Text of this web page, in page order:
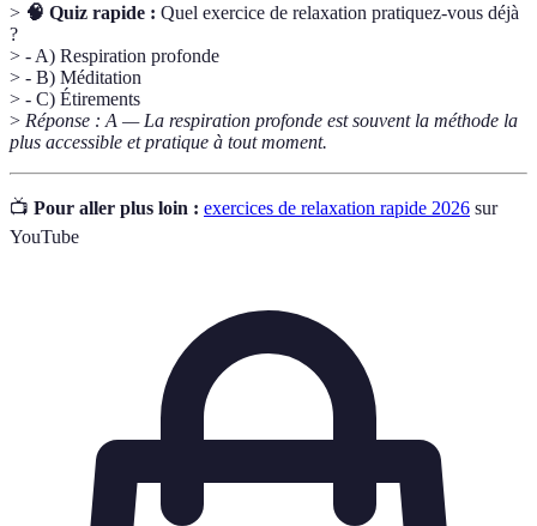
> 🧠 Quiz rapide : Quel exercice de relaxation pratiquez-vous déjà
?
> - A) Respiration profonde
> - B) Méditation
> - C) Étirements
> Réponse : A — La respiration profonde est souvent la méthode la
plus accessible et pratique à tout moment.
📺 Pour aller plus loin : exercices de relaxation rapide 2026 sur
YouTube